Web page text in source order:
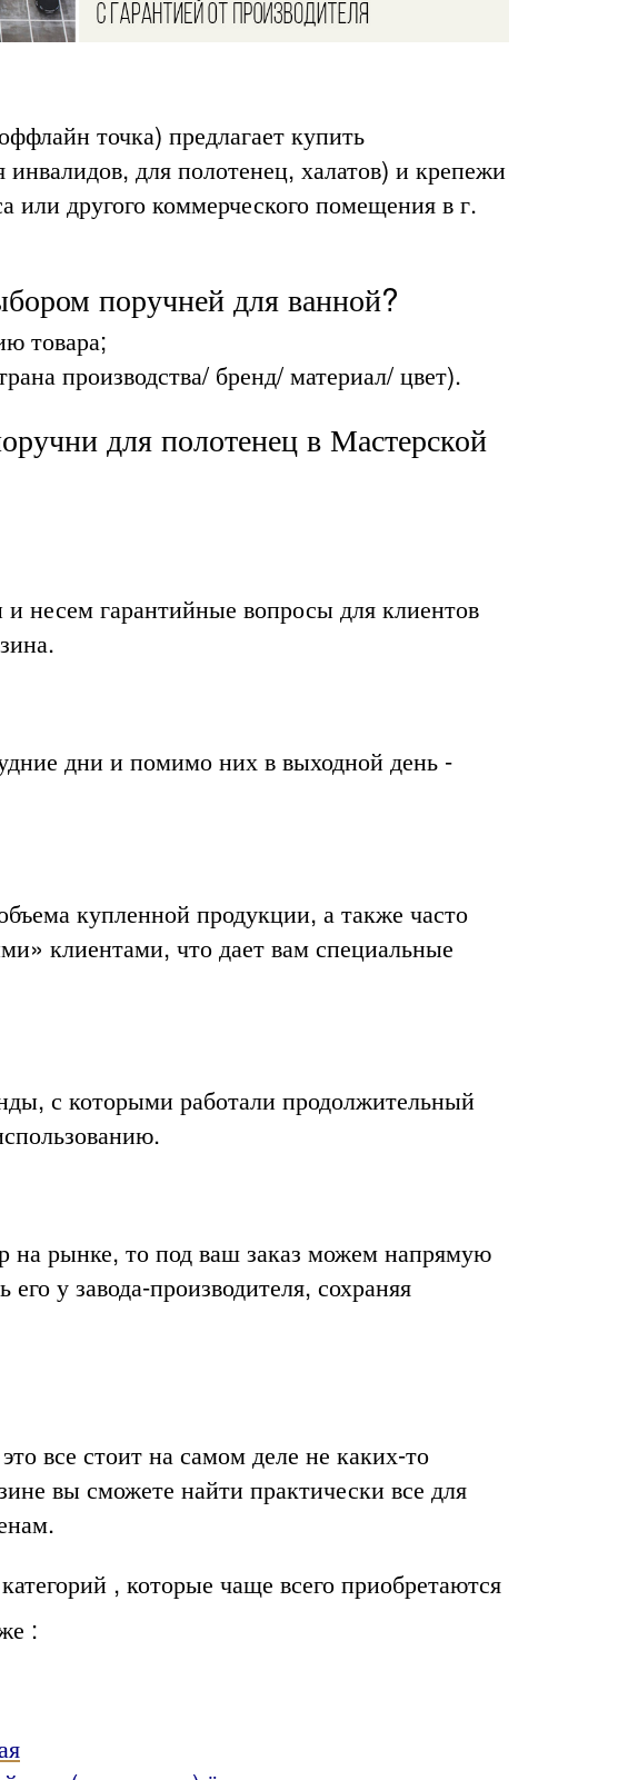
точка) предлагает купить
для полотенец, халатов) и крепежи
другого коммерческого помещения в г.
поручней для ванной?
товара;
производства/ бренд/ материал/ цвет).
для полотенец в Мастерской
несем гарантийные вопросы для клиентов
дни и помимо них в выходной день -
купленной продукции, а также часто
клиентами, что дает вам специальные
с которыми работали продолжительный
на рынке, то под ваш заказ можем напрямую
у завода-производителя, сохраняя
все стоит на самом деле не каких-то
вы сможете найти практически все для
, которые чаще всего приобретаются
: